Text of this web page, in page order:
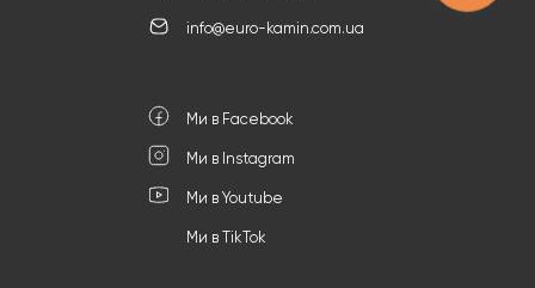
info@euro-kamin.com.ua
Ми в Facebook
Ми в Instagram
Ми в Youtube
Ми в TikTok